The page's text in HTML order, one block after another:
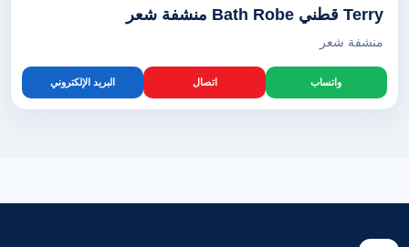
Terry قطني Bath Robe منشفة شعر
منشفة شعر
واتساب اتصال البريد الإلكتروني